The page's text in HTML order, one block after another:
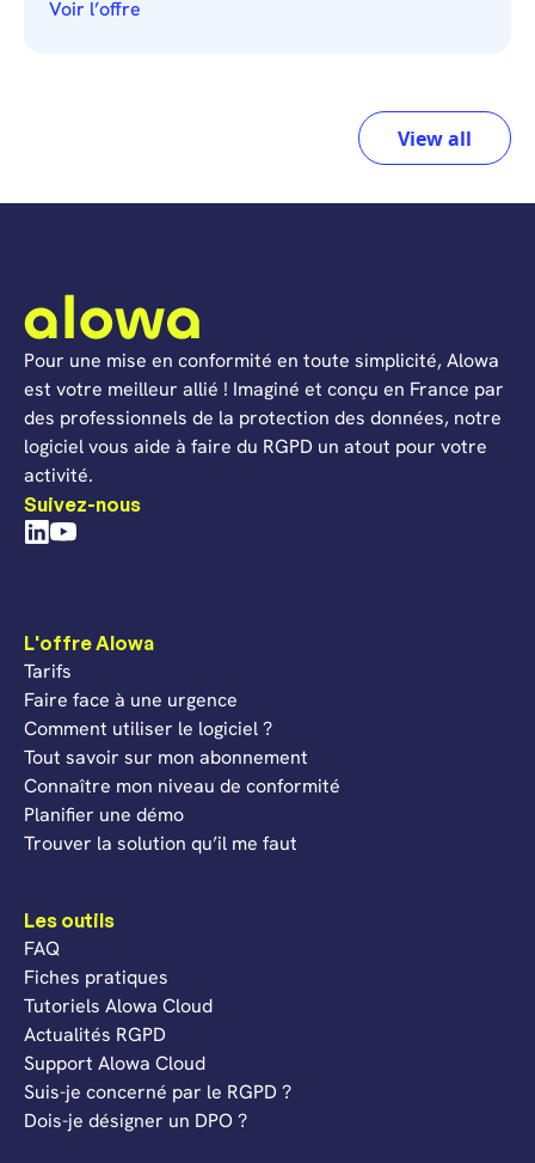
Voir l’offre
View all
Pour une mise en conformité en toute simplicité, Alowa
est votre meilleur allié ! Imaginé et conçu en France par
des professionnels de la protection des données, notre
logiciel vous aide à faire du RGPD un atout pour votre
activité.
Suivez-nous
L'offre Alowa
Tarifs
Faire face à une urgence
Comment utiliser le logiciel ?
Tout savoir sur mon abonnement
Connaître mon niveau de conformité
Planifier une démo
Trouver la solution qu’il me faut
Les outils
FAQ
Fiches pratiques
Tutoriels Alowa Cloud
Actualités RGPD
Support Alowa Cloud
Suis-je concerné par le RGPD ?
Dois-je désigner un DPO ?